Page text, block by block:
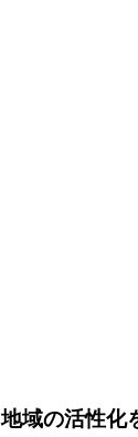
域の活性化